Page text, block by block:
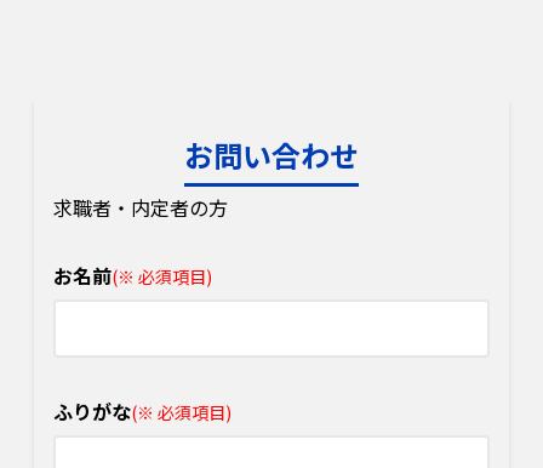
お問い合わせ
求職者・内定者の方
お名前(※ 必須項目)
ふりがな(※ 必須項目)